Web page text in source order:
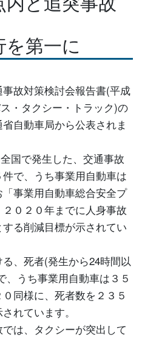
第一に
故対策検討会報告書(平成
・タクシー・トラック)の
自動車局から公表されま
国で発生した、交通事故
で、うち事業用自動車は
事業用自動車総合安全プ
０２０年までに人身事故
る削減目標が示されてい
、死者(発生から24時間以
、うち事業用自動車は３５
同様に、死者数を２３５
れています。
は、タクシーが突出して